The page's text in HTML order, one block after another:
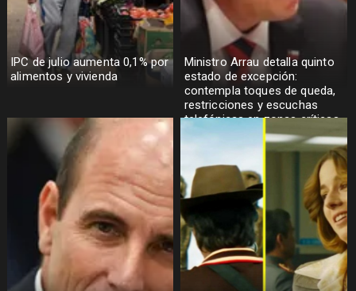
IPC de julio aumenta 0,1% por
alimentos y vivienda
Ministro Arrau detalla quinto
estado de excepción:
contempla toques de queda,
restricciones y escuchas
telefónicas en zonas críticas